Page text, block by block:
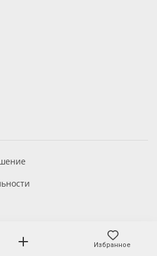
Избранное
защищены